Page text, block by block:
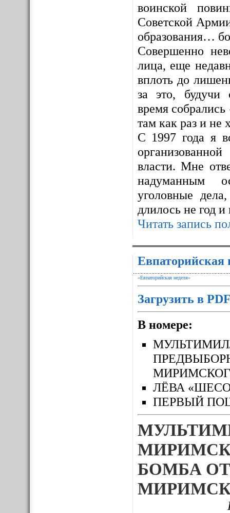
воинской
Советской
образования…
Совершенно
лица, еще
вплоть до
за это, будучи
время
там как раз и не
С 1997 года я
власти. Мне
надуманным
уголовные
длилось не год
Читать запись
Евпаторийская
«Евпаторийская неделя»
Загрузить в
В номере:
ЛЁВА
ПЕРВЫЙ
БОМБА